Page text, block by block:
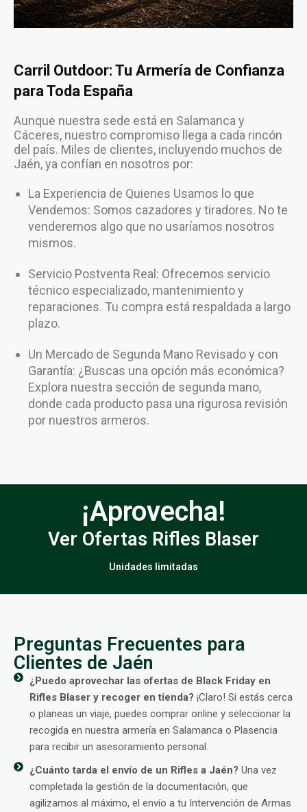
Carril Outdoor: Tu Armería de Confianza
para Toda España
Aunque nuestra sede está en Salamanca y
Cáceres, nuestro compromiso llega a cada rincón
del país. Miles de clientes, incluyendo muchos de
Jaén, ya confían en nosotros por:
La Experiencia de Quienes Usamos lo que
Vendemos: Somos cazadores y tiradores. No te
venderemos algo que no usaríamos nosotros
mismos.
Servicio Postventa Real: Ofrecemos servicio
técnico especializado, mantenimiento y
reparaciones. Tu compra está respaldada a largo
plazo.
Un Mercado de Segunda Mano Revisado y con
Garantía: ¿Buscas una opción más económica?
Explora nuestra sección de segunda mano,
donde cada producto pasa una rigurosa revisión
por nuestros armeros.
¡Aprovecha!
Ver Ofertas Rifles Blaser
Unidades limitadas
Preguntas Frecuentes para
Clientes de Jaén
¿Puedo aprovechar las ofertas de Black Friday en
Rifles Blaser y recoger en tienda? ¡Claro! Si estás cerca
o planeas un viaje, puedes comprar online y seleccionar la
recogida en nuestra armería en Salamanca o Plasencia
para recibir un asesoramiento personal.
¿Cuánto tarda el envío de un Rifles a Jaén? Una vez
completada la gestión de la documentación, que
agilizamos al máximo, el envío a tu Intervención de Armas